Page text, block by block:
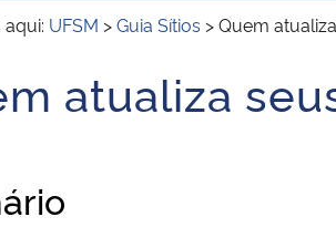
Governo
Gabinete de Segurança
UFSM >Guia Sítios >Quem
atualiza